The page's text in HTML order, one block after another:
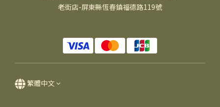
老街店-屏東縣恆春鎮福德路119號
繁體中文